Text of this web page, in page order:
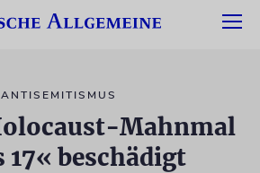
ANTISEMITISMUS
Mahnmal
17« beschädigt